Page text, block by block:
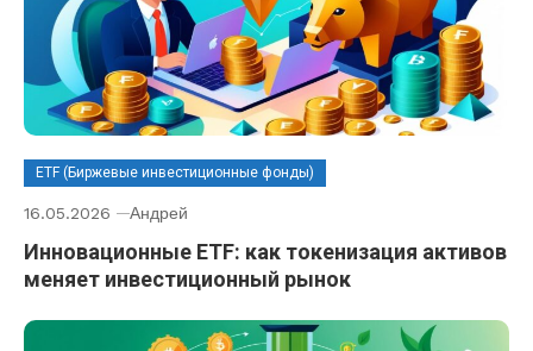
ETF (Биржевые инвестиционные фонды)
16.05.2026 Андрей
Инновационные ETF: как токенизация активов
меняет инвестиционный рынок